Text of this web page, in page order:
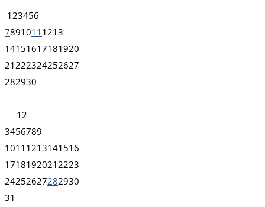
1 23456
7891011 1213
14151617181920
21 222324252627
282930
1 2
3456789
1011 1213141516
1718192021 2223
24252627282930
31